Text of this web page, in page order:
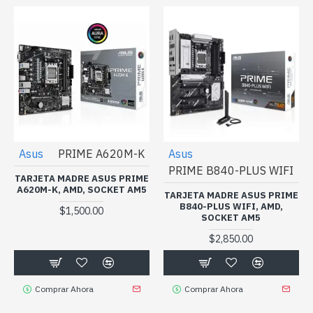
Asus PRIME A620M-K
TARJETA MADRE ASUS PRIME
A620M-K, AMD, SOCKET AM5
$1,500.00
Comprar Ahora
Asus
PRIME B840-PLUS WIFI
TARJETA MADRE ASUS PRIME
B840-PLUS WIFI, AMD,
SOCKET AM5
$2,850.00
Comprar Ahora